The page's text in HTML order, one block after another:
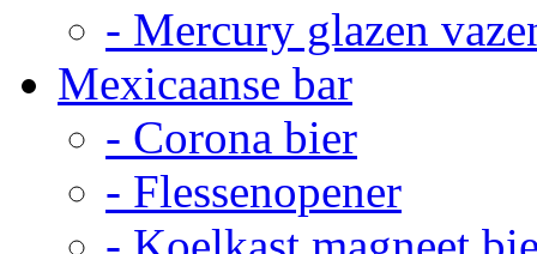
- Mercury glazen
Mexicaanse bar
- Corona bier
- Flessenopener